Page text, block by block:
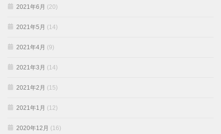
2021年6月 (20)
2021年5月 (14)
2021年4月 (9)
2021年3月 (14)
2021年2月 (15)
2021年1月 (12)
2020年12月 (16)